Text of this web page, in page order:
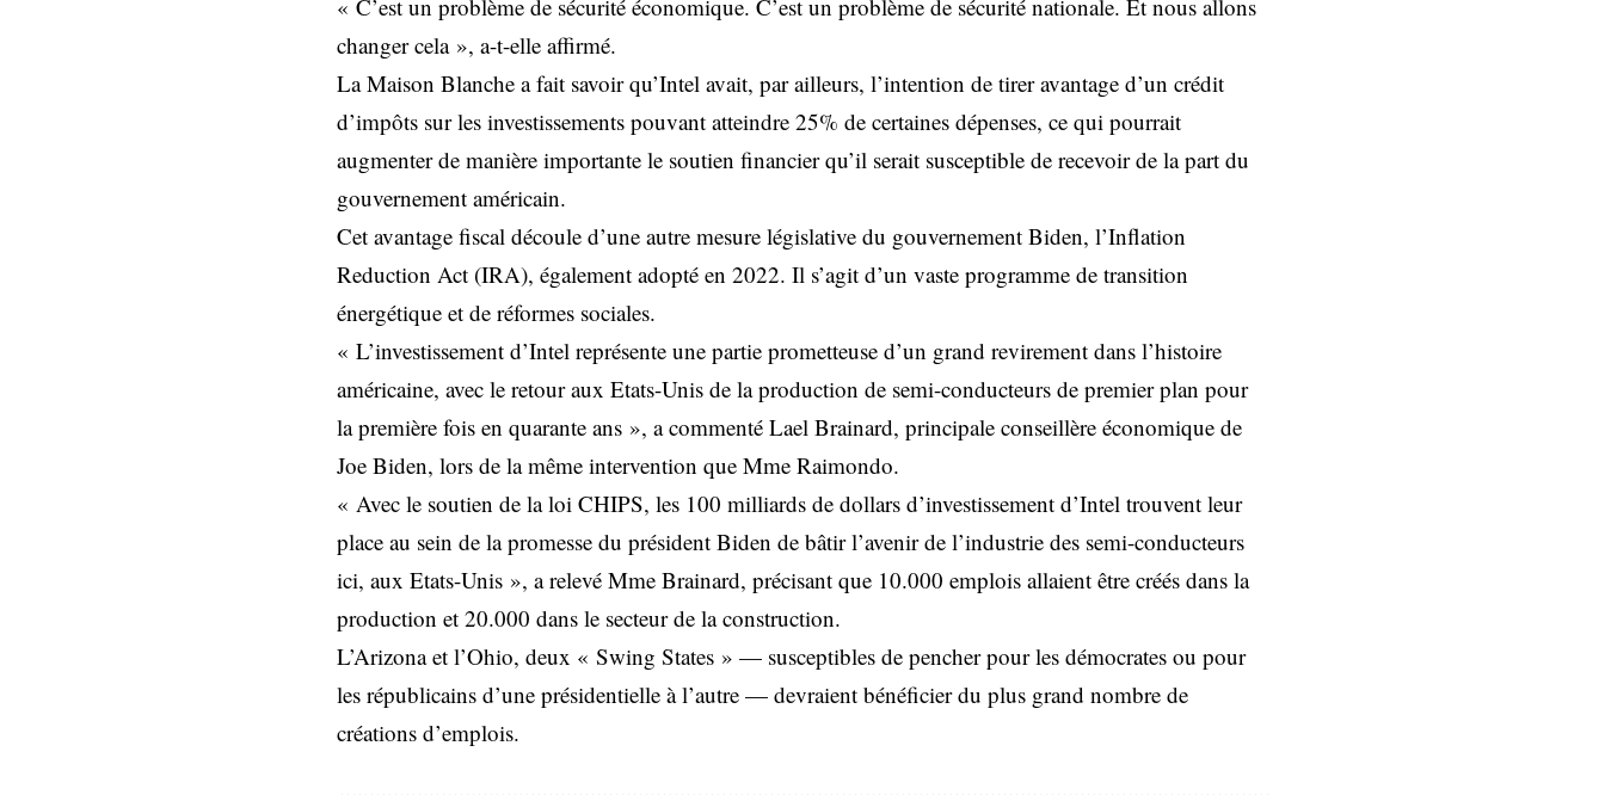
« C’est un problème de sécurité économique. C’est un problème de sécurité nationale. Et nous allons
changer cela », a-t-elle affirmé.
La Maison Blanche a fait savoir qu’Intel avait, par ailleurs, l’intention de tirer avantage d’un crédit
d’impôts sur les investissements pouvant atteindre 25% de certaines dépenses, ce qui pourrait
augmenter de manière importante le soutien financier qu’il serait susceptible de recevoir de la part du
gouvernement américain.
Cet avantage fiscal découle d’une autre mesure législative du gouvernement Biden, l’Inflation
Reduction Act (IRA), également adopté en 2022. Il s’agit d’un vaste programme de transition
énergétique et de réformes sociales.
« L’investissement d’Intel représente une partie prometteuse d’un grand revirement dans l’histoire
américaine, avec le retour aux Etats-Unis de la production de semi-conducteurs de premier plan pour
la première fois en quarante ans », a commenté Lael Brainard, principale conseillère économique de
Joe Biden, lors de la même intervention que Mme Raimondo.
« Avec le soutien de la loi CHIPS, les 100 milliards de dollars d’investissement d’Intel trouvent leur
place au sein de la promesse du président Biden de bâtir l’avenir de l’industrie des semi-conducteurs
ici, aux Etats-Unis », a relevé Mme Brainard, précisant que 10.000 emplois allaient être créés dans la
production et 20.000 dans le secteur de la construction.
L’Arizona et l’Ohio, deux « Swing States » — susceptibles de pencher pour les démocrates ou pour
les républicains d’une présidentielle à l’autre — devraient bénéficier du plus grand nombre de
créations d’emplois.